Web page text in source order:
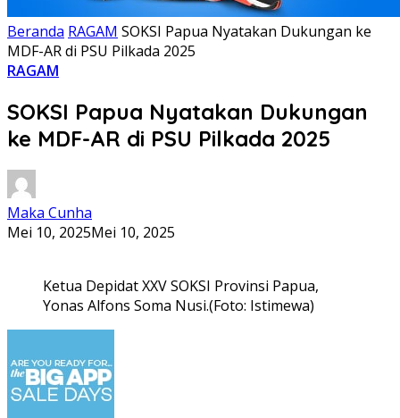
Beranda RAGAM SOKSI Papua Nyatakan Dukungan ke
MDF-AR di PSU Pilkada 2025
RAGAM
SOKSI Papua Nyatakan Dukungan
ke MDF-AR di PSU Pilkada 2025
Maka Cunha
Mei 10, 2025Mei 10, 2025
Ketua Depidat XXV SOKSI Provinsi Papua,
Yonas Alfons Soma Nusi.(Foto: Istimewa)